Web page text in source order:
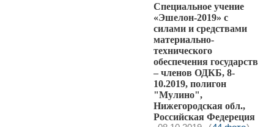
Специальное учение
«Эшелон-2019» с
силами и средствами
материально-
технического
обеспечения государств
– членов ОДКБ, 8-
10.2019, полигон
"Мулино",
Нижегородская обл.,
Российская Федереция